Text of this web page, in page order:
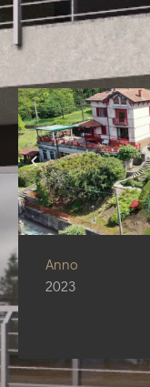
Anno
2023